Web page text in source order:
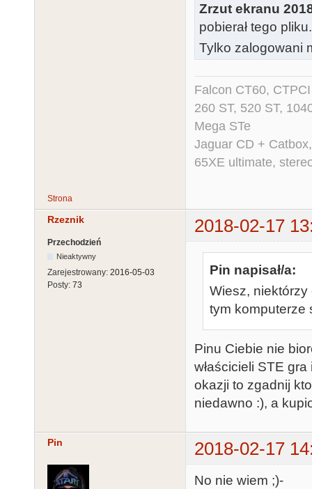
Zrzut ekranu
pobierał tego
Tylko zalogowani
Falcon CT60,
260 ST, 520 ST,
Mega STe
Jaguar CD +
65XE ultimate,
Strona
Rzeznik 2018-02-17
Przechodzień
Nieaktywny
Zarejestrowany: 2016-05-03
Posty: 73
Pin napisał/a:
Wiesz,
tym komputerze
Pinu Ciebie nie
właścicieli STE
okazji to zgadnij
niedawno :), a
Pin 2018-02-17
No nie wiem ;)-